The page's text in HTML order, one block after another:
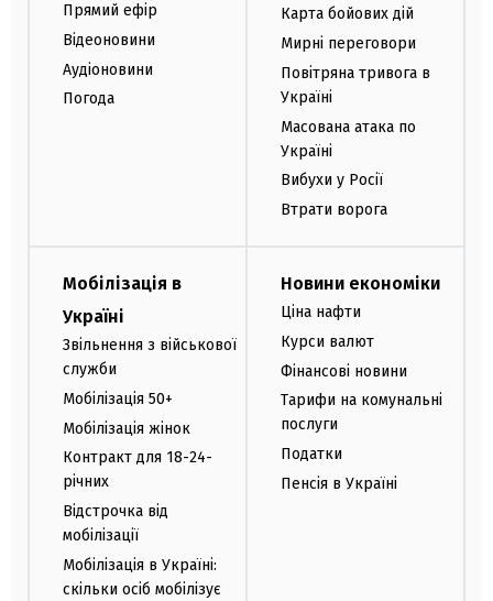
Прямий ефір
Відеоновини
Аудіоновини
Погода
Карта бойових дій
Мирні переговори
Повітряна тривога в
Україні
Масована атака по
Україні
Вибухи у Росії
Втрати ворога
Мобілізація в
Україні
Звільнення з військової
служби
Мобілізація 50+
Мобілізація жінок
Контракт для 18-24-
річних
Відстрочка від
мобілізації
Мобілізація в Україні:
скільки осіб мобілізує
Новини економіки
Ціна нафти
Курси валют
Фінансові новини
Тарифи на комунальні
послуги
Податки
Пенсія в Україні